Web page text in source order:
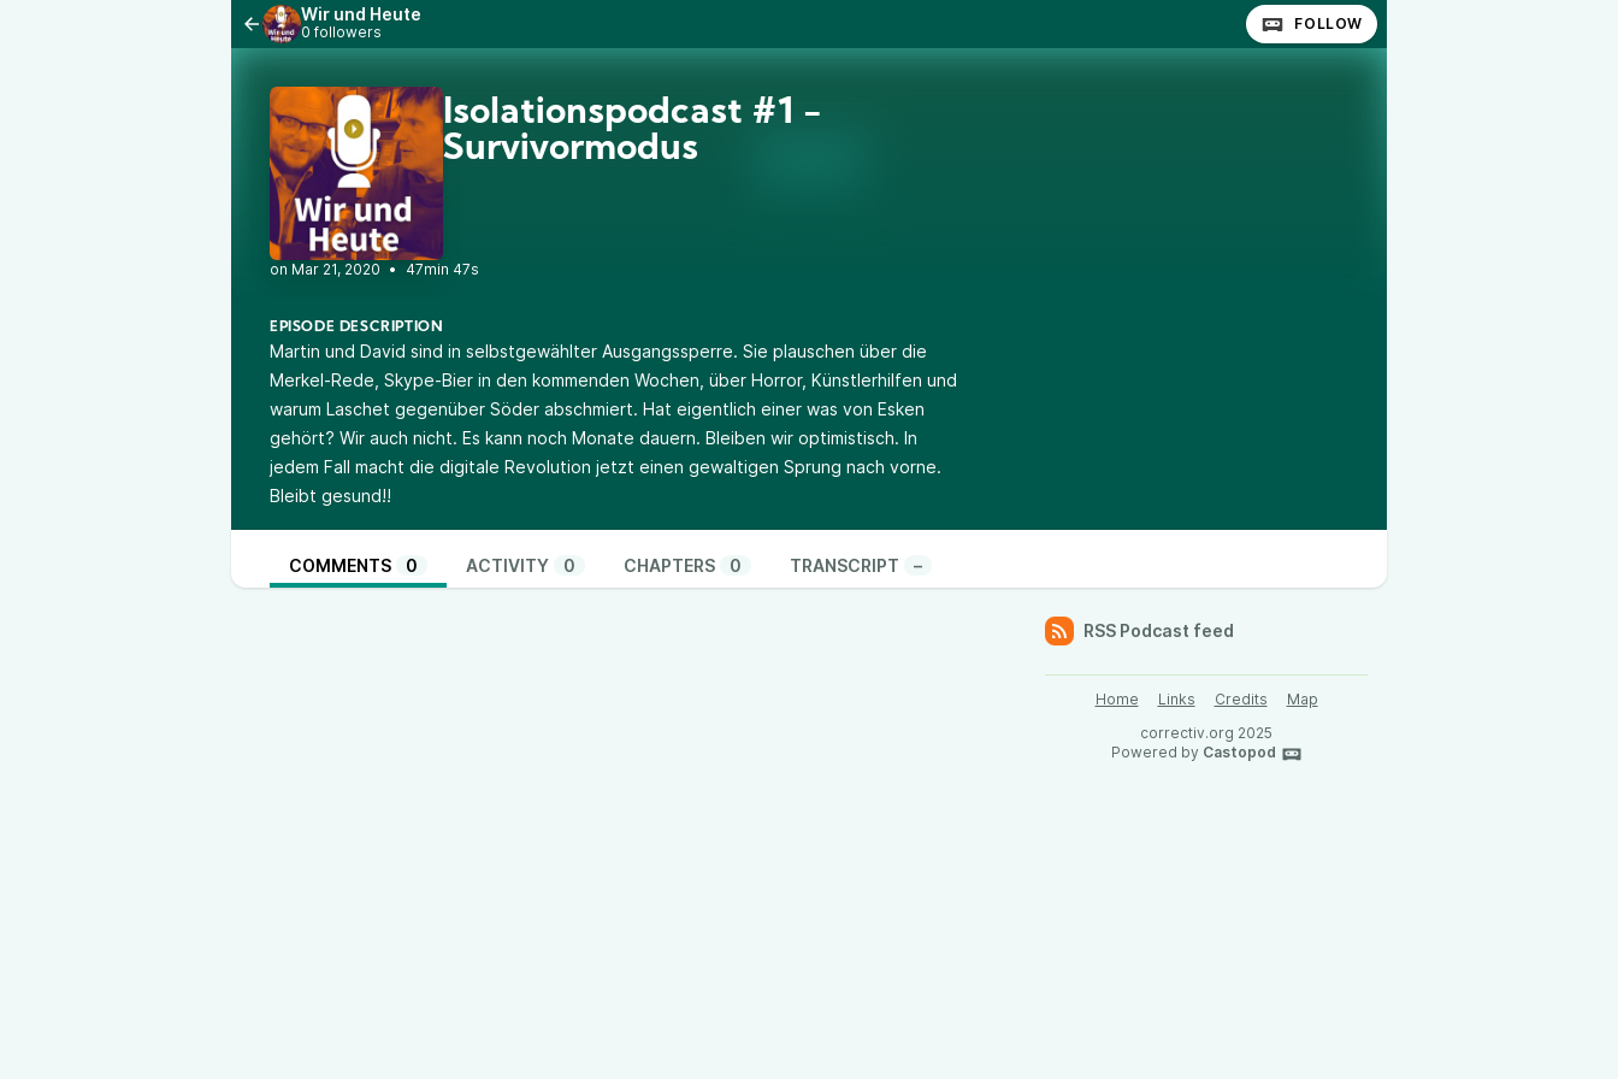
Wir und Heute
0 followers FOLLOW
Isolationspodcast #1 -
Survivormodus
• 47min 47s
EPISODE DESCRIPTION
Martin und David sind in selbstgewählter Ausgangssperre. Sie plauschen über die
Merkel-Rede, Skype-Bier in den kommenden Wochen, über Horror, Künstlerhilfen und
warum Laschet gegenüber Söder abschmiert. Hat eigentlich einer was von Esken
gehört? Wir auch nicht. Es kann noch Monate dauern. Bleiben wir optimistisch. In
jedem Fall macht die digitale Revolution jetzt einen gewaltigen Sprung nach vorne.
Bleibt gesund!!
COMMENTS 0 ACTIVITY 0 CHAPTERS 0 TRANSCRIPT –
RSS Podcast feed
Home Links Credits
Map
correctiv.org 2025
Powered by Castopod